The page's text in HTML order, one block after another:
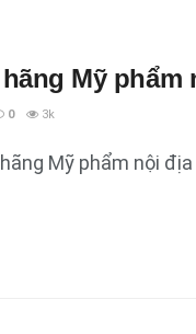
Mỹ
0 3k
Mỹ phẩm nội